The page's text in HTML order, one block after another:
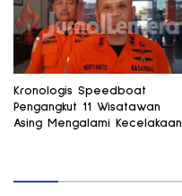
Kronologis Speedboat
Pengangkut 11 Wisatawan
Asing Mengalami Kecelakaan